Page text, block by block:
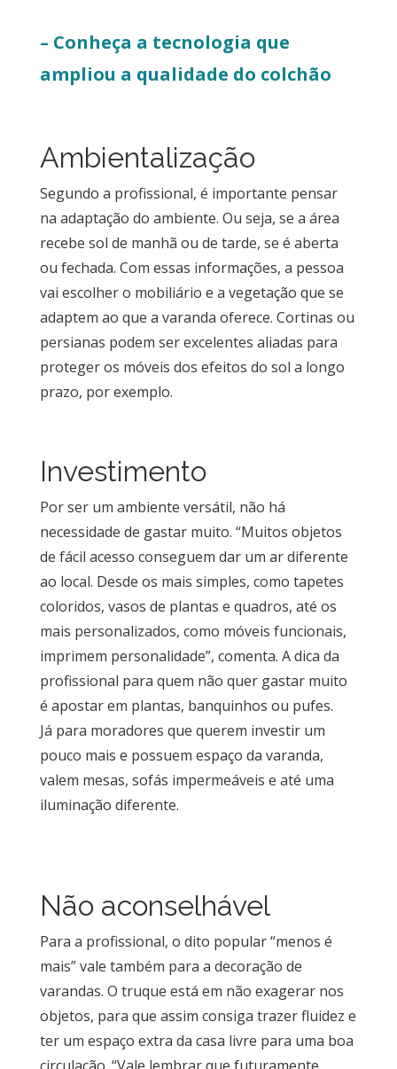
– Conheça a tecnologia que
ampliou a qualidade do colchão
Ambientalização
Segundo a profissional, é importante pensar
na adaptação do ambiente. Ou seja, se a área
recebe sol de manhã ou de tarde, se é aberta
ou fechada. Com essas informações, a pessoa
vai escolher o mobiliário e a vegetação que se
adaptem ao que a varanda oferece. Cortinas ou
persianas podem ser excelentes aliadas para
proteger os móveis dos efeitos do sol a longo
prazo, por exemplo.
Investimento
Por ser um ambiente versátil, não há
necessidade de gastar muito. “Muitos objetos
de fácil acesso conseguem dar um ar diferente
ao local. Desde os mais simples, como tapetes
coloridos, vasos de plantas e quadros, até os
mais personalizados, como móveis funcionais,
imprimem personalidade”, comenta. A dica da
profissional para quem não quer gastar muito
é apostar em plantas, banquinhos ou pufes.
Já para moradores que querem investir um
pouco mais e possuem espaço da varanda,
valem mesas, sofás impermeáveis e até uma
iluminação diferente.
Não aconselhável
Para a profissional, o dito popular “menos é
mais” vale também para a decoração de
varandas. O truque está em não exagerar nos
objetos, para que assim consiga trazer fluidez e
ter um espaço extra da casa livre para uma boa